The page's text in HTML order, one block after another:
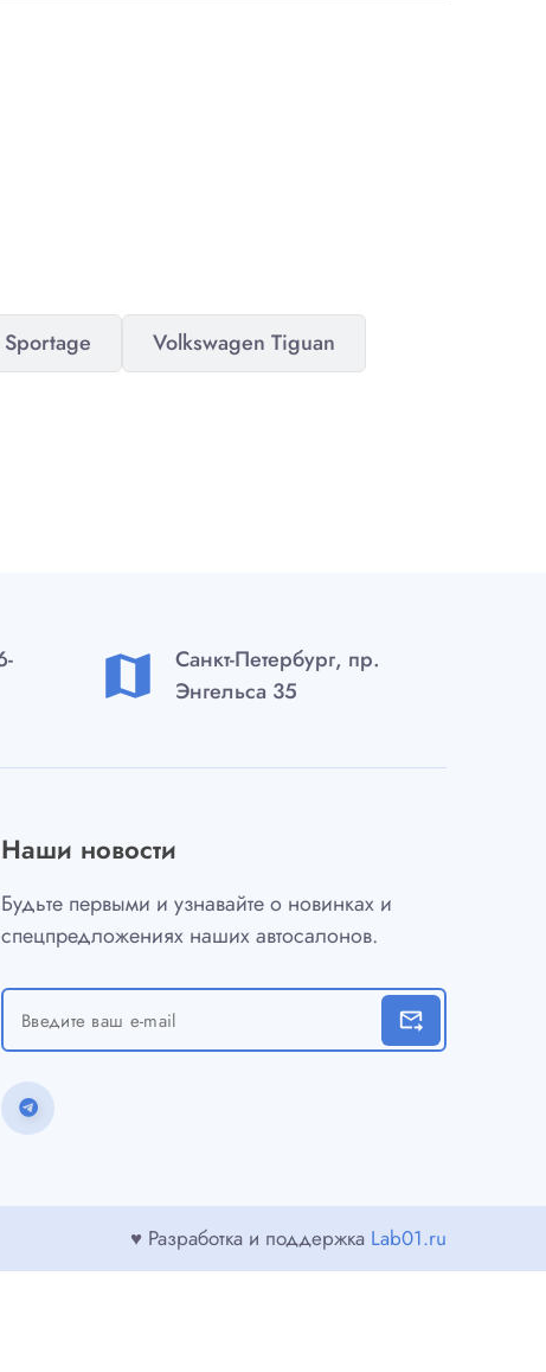
Sportage
Volkswagen Tiguan
map
Санкт-Петербург, пр.
Энгельса 35
Наши новости
Будьте первыми и узнавайте о новинках и
спецпредложениях наших автосалонов.
forward_to_inbox
♥ Разработка и поддержка Lab01.ru